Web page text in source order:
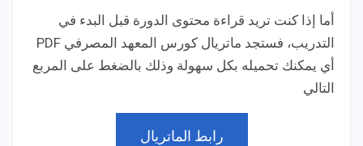
أما إذا كنت تريد قراءة محتوى الدورة قبل البدء في
التدريب، فستجد ماتريال كورس المعهد المصرفي PDF
أي يمكنك تحميله بكل سهولة وذلك بالضغط على المربع
التالي
رابط الماتريال